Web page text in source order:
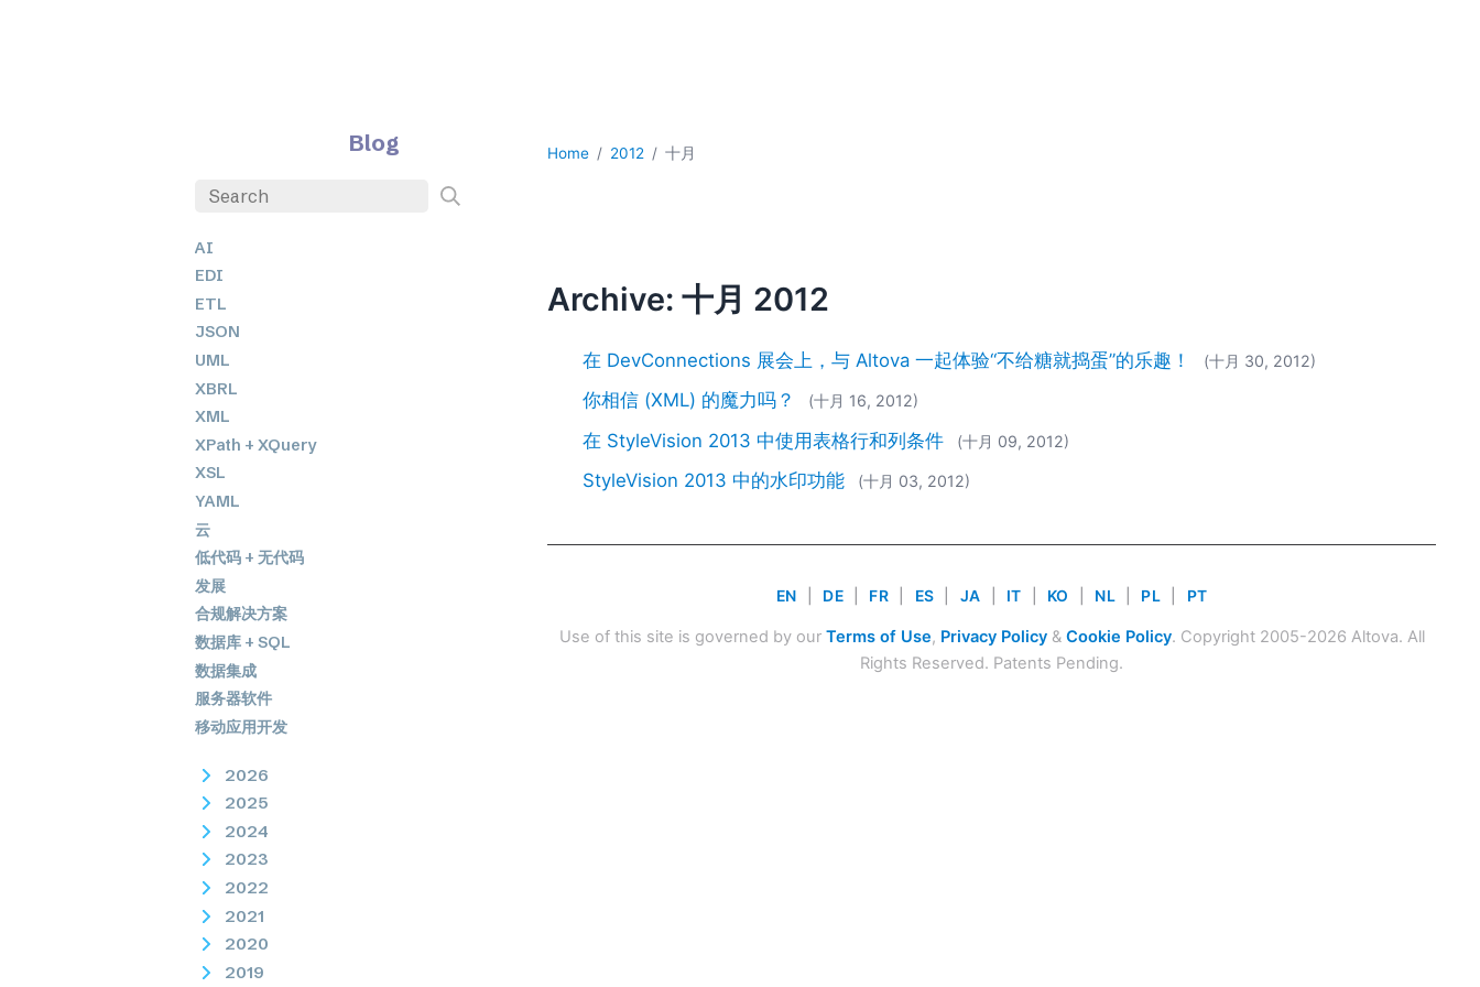
Blog
AI
EDI
ETL
JSON
UML
XBRL
XML
XPath + XQuery
XSL
YAML
云
低代码 + 无代码
发展
合规解决方案
数据库 + SQL
数据集成
服务器软件
移动应用开发
2026
2025
2024
2023
2022
2021
2020
2019
Home 2012 十月
Archive: 十月 2012
在 DevConnections 展会上，与 Altova 一起体验“不给糖就捣蛋”的乐趣！ (十月 30, 2012)
你相信 (XML) 的魔力吗？ (十月 16, 2012)
在 StyleVision 2013 中使用表格行和列条件 (十月 09, 2012)
StyleVision 2013 中的水印功能 (十月 03, 2012)
EN DE FR ES JA IT KO NL PL PT
Use of this site is governed by our Terms of Use, Privacy Policy& Cookie Policy. Copyright 2005-2026 Altova. All
Rights Reserved. Patents Pending.